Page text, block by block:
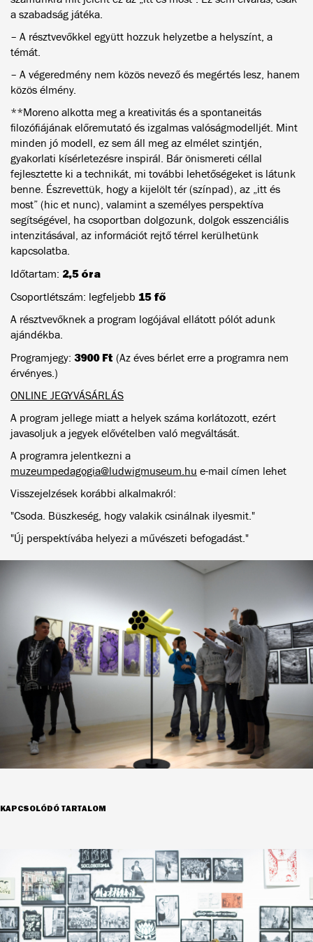
a szabadság játéka.
– A résztvevőkkel együtt hozzuk helyzetbe a helyszínt, a
témát.
– A végeredmény nem közös nevező és megértés lesz, hanem
közös élmény.
**Moreno alkotta meg a kreativitás és a spontaneitás
filozófiájának előremutató és izgalmas valóságmodelljét. Mint
minden jó modell, ez sem áll meg az elmélet szintjén,
gyakorlati kísérletezésre inspirál. Bár önismereti céllal
fejlesztette ki a technikát, mi további lehetőségeket is látunk
benne. Észrevettük, hogy a kijelölt tér (színpad), az „itt és
most” (hic et nunc), valamint a személyes perspektíva
segítségével, ha csoportban dolgozunk, dolgok esszenciális
intenzitásával, az információt rejtő térrel kerülhetünk
kapcsolatba.
Időtartam: 2,5 óra
Csoportlétszám: legfeljebb 15 fő
A résztvevőknek a program logójával ellátott pólót adunk
ajándékba.
Programjegy: 3900 Ft (Az éves bérlet erre a programra nem
érvényes.)
ONLINE JEGYVÁSÁRLÁS
A program jellege miatt a helyek száma korlátozott, ezért
javasoljuk a jegyek elővételben való megváltását.
A programra jelentkezni a
muzeumpedagogia@ludwigmuseum.hu e-mail címen lehet
Visszejelzések korábbi alkalmakról:
"Csoda. Büszkeség, hogy valakik csinálnak ilyesmit."
"Új perspektívába helyezi a művészeti befogadást."
KAPCSOLÓDÓ TARTALOM